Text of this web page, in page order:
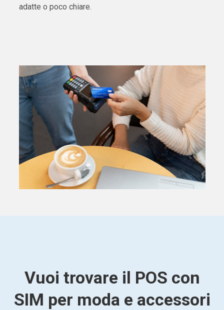
adatte o poco chiare.
Vuoi trovare il POS con
SIM per moda e accessori